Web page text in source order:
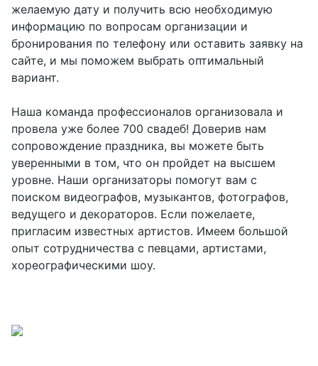
желаемую дату и получить всю необходимую
информацию по вопросам организации и
бронирования по телефону или оставить заявку на
сайте, и мы поможем выбрать оптимальный
вариант.
Наша команда профессионалов организовала и
провела уже более 700 свадеб! Доверив нам
сопровождение праздника, вы можете быть
уверенными в том, что он пройдет на высшем
уровне. Наши организаторы помогут вам с
поиском видеографов, музыкантов, фотографов,
ведущего и декораторов. Если пожелаете,
пригласим известных артистов. Имеем большой
опыт сотрудничества с певцами, артистами,
хореографическими шоу.